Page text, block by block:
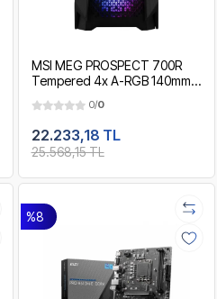
MSI MEG PROSPECT 700R
Tempered 4x A-RGB 140mm
Extended ATX 850W Premium
Gaming Kasa
0/0
22.233,18 TL
25.568,15 TL
%8